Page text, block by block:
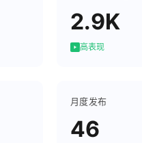
2.9K
高表现
月度发布
46